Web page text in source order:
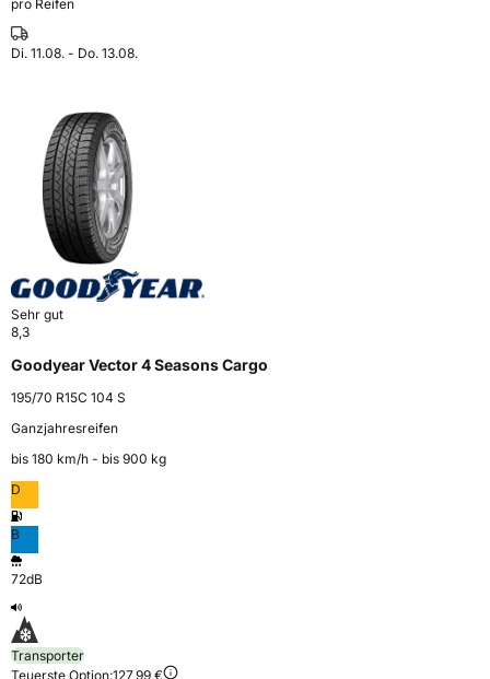
pro Reifen
Di. 11.08. - Do. 13.08.
Sehr gut
8,3
Goodyear Vector 4 Seasons Cargo
195/70 R15C 104 S
Ganzjahresreifen
bis 180 km⁠/⁠h - bis 900 kg
D
B
72dB
Transporter
Teuerste Option:127,99 €